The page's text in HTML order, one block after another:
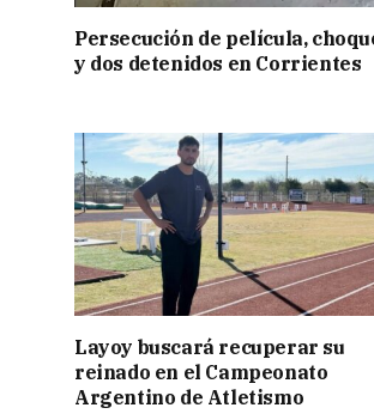
Persecución de película,
y dos detenidos en Corrientes
Layoy buscará recuperar su
reinado en el Campeonato
Argentino de Atletismo